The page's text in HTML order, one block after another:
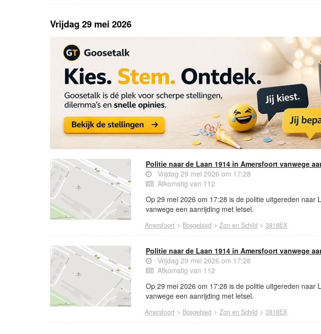
Vrijdag 29 mei 2026
Politie naar de Laan 1914 in Amersfoort vanwege
Vrijdag 29 mei 2026 om 17:28
Afkomstig van 112
Op 29 mei 2026 om 17:28 is de politie uitgereden naar
vanwege een aanrijding met letsel.
Amersfoort > Bosgebied > Zon en Schild > 3818EX
Politie naar de Laan 1914 in Amersfoort vanwege
Vrijdag 29 mei 2026 om 17:28
Afkomstig van 112
Op 29 mei 2026 om 17:28 is de politie uitgereden naar
vanwege een aanrijding met letsel.
Amersfoort > Bosgebied > Zon en Schild > 3818EX